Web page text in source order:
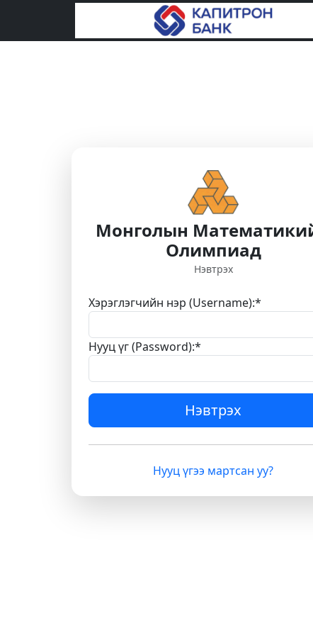
Монголын
Олимпиад
Нэвтрэх
Хэрэглэгчийн нэр (Username):*
Нууц үг (Password):*
Нэвтрэх
Нууц үгээ мартсан уу?